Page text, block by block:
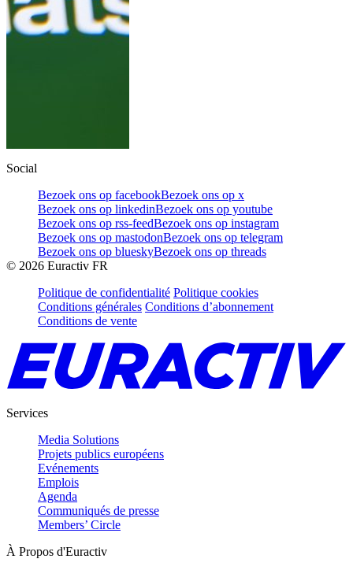
Social
Bezoek ons op facebookBezoek ons op x
Bezoek ons op linkedinBezoek ons op youtube
Bezoek ons op rss-feedBezoek ons op instagram
Bezoek ons op mastodonBezoek ons op telegram
Bezoek ons op blueskyBezoek ons op threads
© 2026 Euractiv FR
Politique de confidentialité Politique cookies
Conditions générales Conditions d’abonnement
Conditions de vente
Services
Media Solutions
Projets publics européens
Evénements
Emplois
Agenda
Communiqués de presse
Members’ Circle
À Propos d'Euractiv